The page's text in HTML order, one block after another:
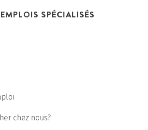
SPÉCIALISÉS
chez nous?